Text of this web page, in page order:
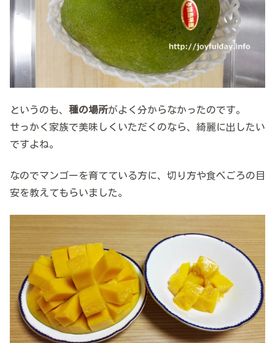
というのも、 種の場所がよく分からなかったのです。
せっかく家族で美味しくいただくのなら、綺麗に出したい
ですよね。
なのでマンゴーを育てている方に、切り方や食べごろの目
安を教えてもらいました。